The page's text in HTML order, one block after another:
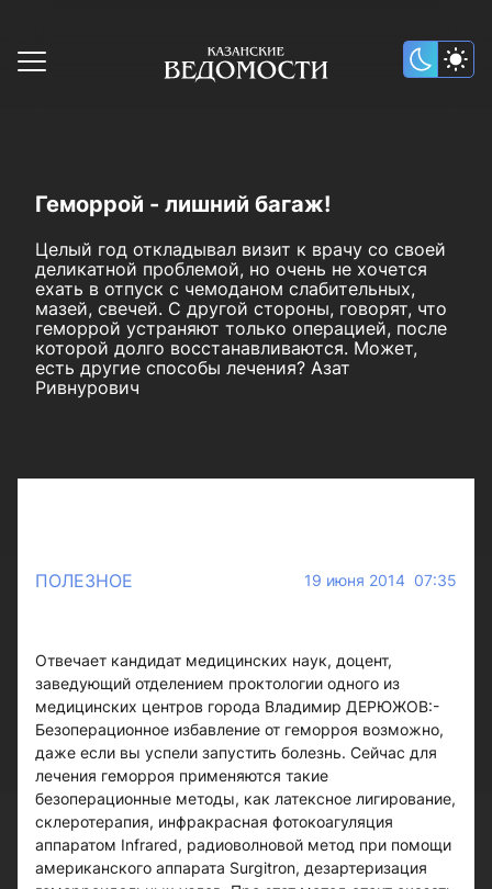
Геморрой - лишний багаж!
Целый год откладывал визит к врачу со своей
деликатной проблемой, но очень не хочется
ехать в отпуск с чемоданом слабительных,
мазей, свечей. С другой стороны, говорят, что
геморрой устраняют только операцией, после
которой долго восстанавливаются. Может,
есть другие способы лечения? Азат
Ривнурович
ПОЛЕЗНОЕ 19 июня 2014 07:35
Отвечает кандидат медицинских наук, доцент,
заведующий отделением проктологии одного из
медицинских центров города Владимир ДЕРЮЖОВ:-
Безоперационное избавление от геморроя возможно,
даже если вы успели запустить болезнь. Сейчас для
лечения геморроя применяются такие
безоперационные методы, как латексное лигирование,
склеротерапия, инфракрасная фотокоагуляция
аппаратом Infrared, радиоволновой метод при помощи
американского аппарата Surgitron, дезартеризация